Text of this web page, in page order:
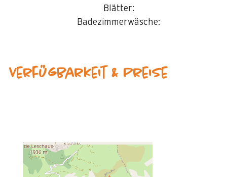
Blätter:
Badezimmerwäsche:
Verfügbarkeit & Preise